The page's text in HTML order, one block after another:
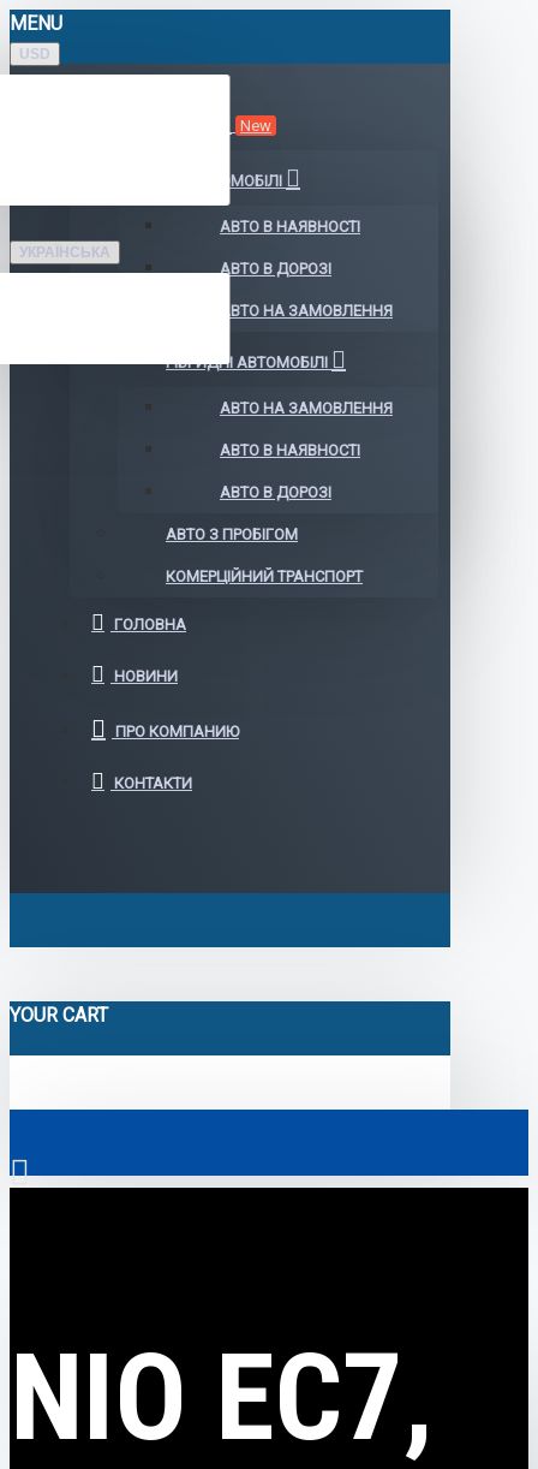
MENU
USD
УКРАЇНСЬКА
New
ЕЛЕКТРОМОБІЛІ
АВТО В НАЯВНОСТІ
АВТО В ДОРОЗІ
АВТО НА ЗАМОВЛЕННЯ
ГІБРИДНІ АВТОМОБІЛІ
АВТО НА ЗАМОВЛЕННЯ
АВТО В НАЯВНОСТІ
АВТО В ДОРОЗІ
АВТО З ПРОБІГОМ
КОМЕРЦІЙНИЙ ТРАНСПОРТ
ГОЛОВНА
НОВИНИ
ПРО КОМПАНИЮ
КОНТАКТИ
YOUR CART
Скрізь
Електромобілі
0
Ваш кошик порожній!
NIO EC7,